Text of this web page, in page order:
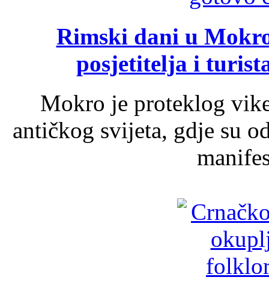
Rimski dani u
posjetitelja i
Mokro je proteklog
antičkog svijeta, gdje su